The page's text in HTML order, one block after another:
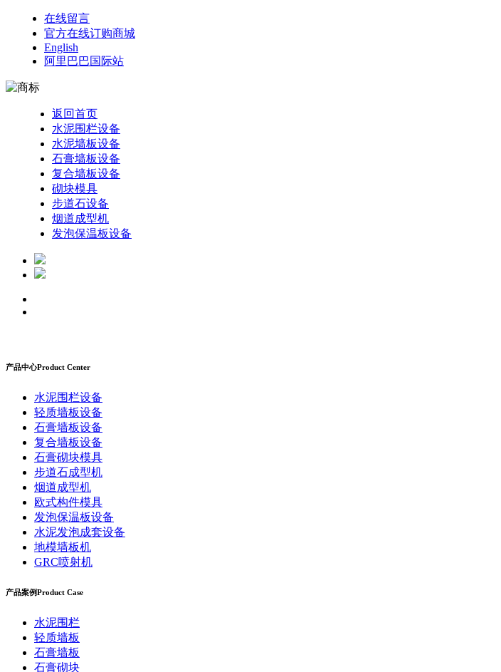
在线留言
官方在线订购商城
English
阿里巴巴国际站
返回首页
水泥围栏设备
水泥墙板设备
石膏墙板设备
复合墙板设备
砌块模具
步道石设备
烟道成型机
发泡保温板设备
产品中心Product Center
水泥围栏设备
轻质墙板设备
石膏墙板设备
复合墙板设备
石膏砌块模具
步道石成型机
烟道成型机
欧式构件模具
发泡保温板设备
水泥发泡成套设备
地模墙板机
GRC喷射机
产品案例Product Case
水泥围栏
轻质墙板
石膏墙板
石膏砌块